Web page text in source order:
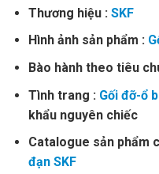
Thương hiệu : SKF
Hình ảnh sản phẩm :
Bào hành theo tiêu
Tình trang : Gối đỡ-ổ
khẩu nguyên chiếc
Catalogue sản phẩm
đạn SKF